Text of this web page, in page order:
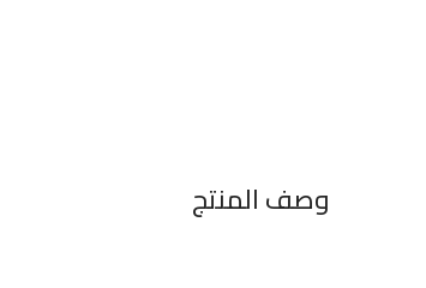
وصف المنتج